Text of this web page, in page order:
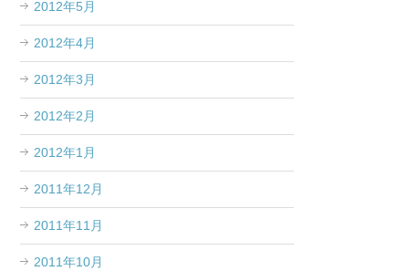
2012年5月
2012年4月
2012年3月
2012年2月
2012年1月
2011年12月
2011年11月
2011年10月